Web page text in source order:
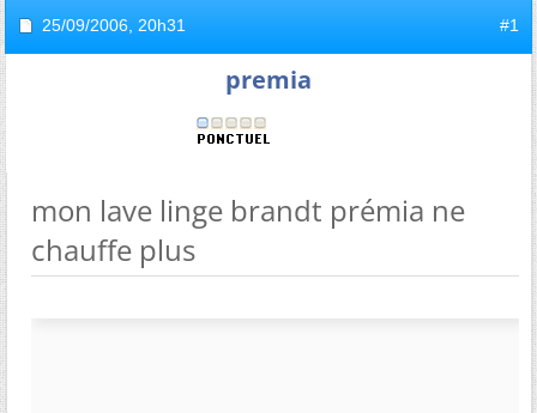
25/09/2006, 20h31 #1
premia
mon lave linge brandt prémia ne
chauffe plus